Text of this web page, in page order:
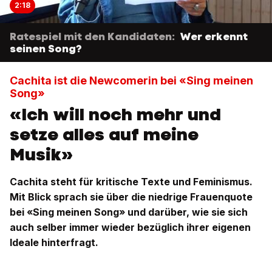
2:18
Ratespiel mit den Kandidaten: Wer erkennt
seinen Song?
Cachita ist die Newcomerin bei «Sing meinen
Song»
«Ich will noch mehr und
setze alles auf meine
Musik»
Cachita steht für kritische Texte und Feminismus.
Mit Blick sprach sie über die niedrige Frauenquote
bei «Sing meinen Song» und darüber, wie sie sich
auch selber immer wieder bezüglich ihrer eigenen
Ideale hinterfragt.